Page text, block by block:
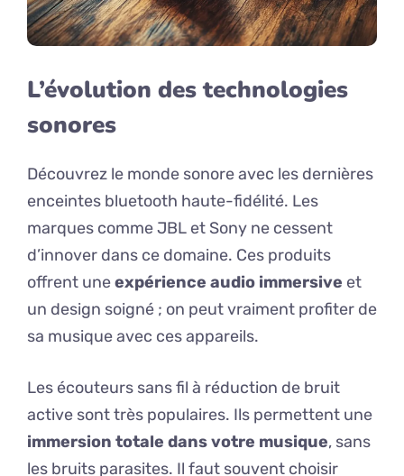
L’évolution des technologies
sonores
Découvrez le monde sonore avec les dernières
enceintes bluetooth haute-fidélité. Les
marques comme JBL et Sony ne cessent
d’innover dans ce domaine. Ces produits
offrent uneexpérience audio immersive et
un design soigné ; on peut vraiment profiter de
sa musique avec ces appareils.
Les écouteurs sans fil à réduction de bruit
active sont très populaires. Ils permettent une
immersion totale dans votre musique, sans
les bruits parasites. Il faut souvent choisir